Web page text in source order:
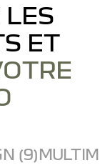
LES
ET
(9)